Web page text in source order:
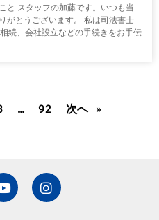
と スタッフの加藤です。いつも当
がとうございます。 私は司法書士
続、会社設立などの手続きをお手伝
… 92 次へ »
Y
o
u
I
n
s